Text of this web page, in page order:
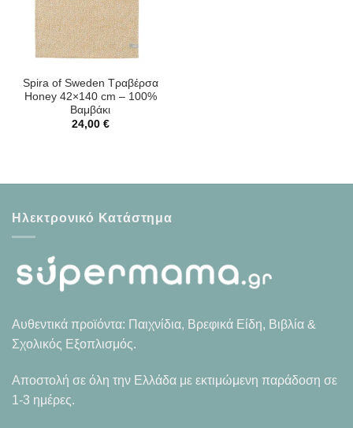
Spira of Sweden Τραβέρσα
Honey 42×140 cm – 100%
Βαμβάκι
24,00 €
Ηλεκτρονικό Κατάστημα
Αυθεντικά προϊόντα: Παιχνίδια, Βρεφικά Είδη, Βιβλία &
Σχολικός Εξοπλισμός.
Αποστολή σε όλη την Ελλάδα με εκτιμώμενη παράδοση σε
1-3 ημέρες.